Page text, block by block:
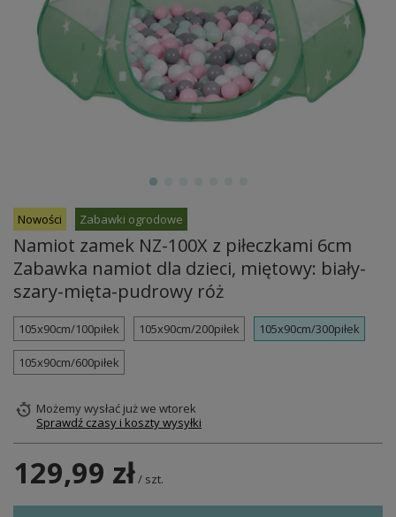
Nowości Zabawki ogrodowe
Namiot zamek NZ-100X z piłeczkami 6cm
Zabawka namiot dla dzieci, miętowy: biały-
szary-mięta-pudrowy róż
105x90cm/100piłek 105x90cm/200piłek 105x90cm/300piłek
105x90cm/600piłek
Możemy wysłać jużwe wtorek
Sprawdź czasy i koszty wysyłki
129,99 zł/ szt.